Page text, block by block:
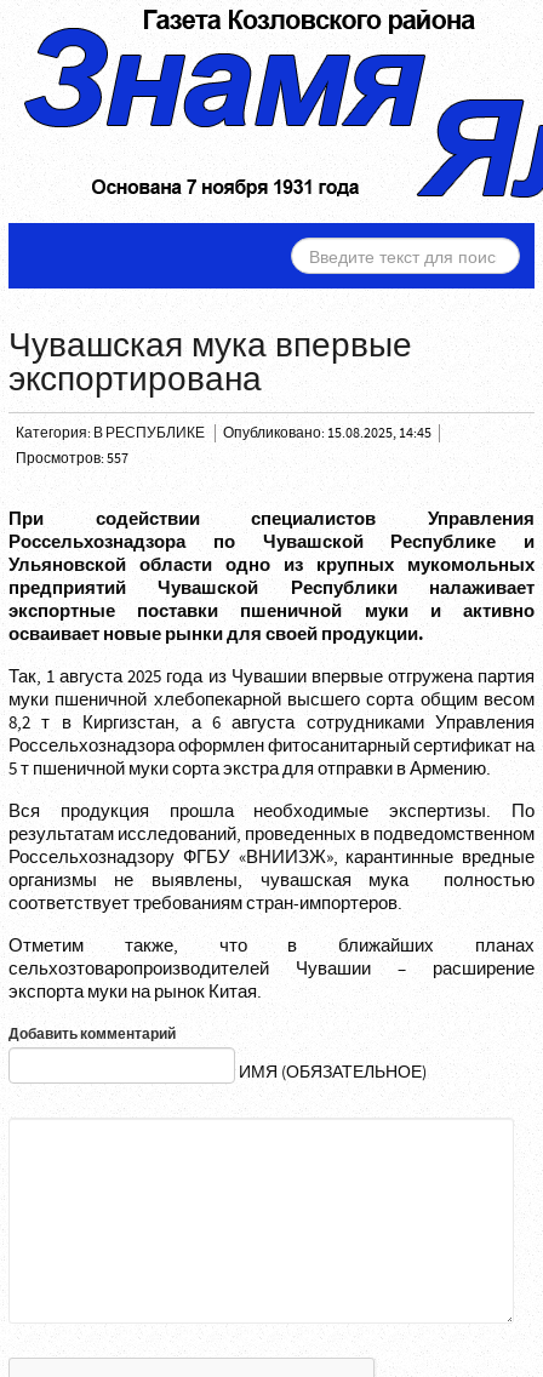
ИСКАТЬ...
Чувашская мука впервые
экспортирована
Категория: В РЕСПУБЛИКЕ
Опубликовано: 15.08.2025, 14:45
Просмотров: 557
При содействии специалистов Управления
Россельхознадзора по Чувашской Республике и
Ульяновской области одно из крупных мукомольных
предприятий Чувашской Республики налаживает
экспортные поставки пшеничной муки и активно
осваивает новые рынки для своей продукции.
Так, 1 августа 2025 года из Чувашии впервые отгружена партия
муки пшеничной хлебопекарной высшего сорта общим весом
8,2 т в Киргизстан, а 6 августа сотрудниками Управления
Россельхознадзора оформлен фитосанитарный сертификат на
5 т пшеничной муки сорта экстра для отправки в Армению.
Вся продукция прошла необходимые экспертизы. По
результатам исследований, проведенных в подведомственном
Россельхознадзору ФГБУ «ВНИИЗЖ», карантинные вредные
организмы не выявлены, чувашская мука полностью
соответствует требованиям стран-импортеров.
Отметим также, что в ближайших планах
сельхозтоваропроизводителей Чувашии – расширение
экспорта муки на рынок Китая.
Добавить комментарий
ИМЯ (ОБЯЗАТЕЛЬНОЕ)